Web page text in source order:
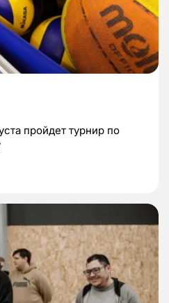
пройдет турнир по